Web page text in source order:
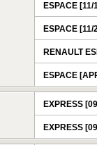
ESPACE
ESPACE
RENAULT
ESPACE
EXPRESS
EXPRESS